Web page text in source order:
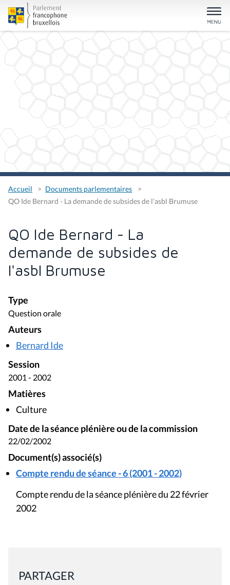
Accueil
Documents parlementaires
QO Ide Bernard - La demande de subsides de l'asbl Brumuse
QO Ide Bernard - La
demande de subsides de
l'asbl Brumuse
Type
Question orale
Auteurs
Bernard Ide
Session
2001 - 2002
Matières
Culture
Date de la séance plénière ou de la commission
22/02/2002
Document(s) associé(s)
Compte rendu de séance - 6 (2001 - 2002)
Compte rendu de la séance plénière du 22 février
2002
PARTAGER